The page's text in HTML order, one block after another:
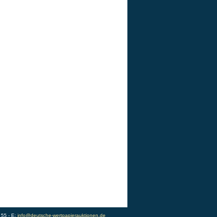
- E: info@deutsche-wertpapierauktionen.de